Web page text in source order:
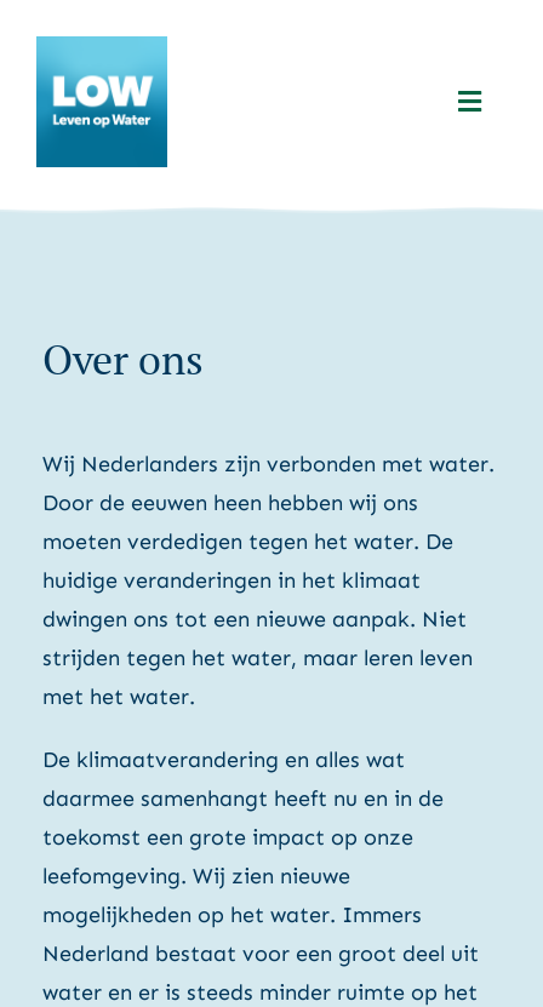
inhoud
Toggle
Hoe doen wij dat?
Nieuws
Contact
Over ons
Wij Nederlanders zijn verbonden met water.
Door de eeuwen heen hebben wij ons
moeten verdedigen tegen het water. De
huidige veranderingen in het klimaat
dwingen ons tot een nieuwe aanpak. Niet
strijden tegen het water, maar leren leven
met het water.
De klimaatverandering en alles wat
daarmee samenhangt heeft nu en in de
toekomst een grote impact op onze
leefomgeving. Wij zien nieuwe
mogelijkheden op het water. Immers
Nederland bestaat voor een groot deel uit
water en er is steeds minder ruimte op het